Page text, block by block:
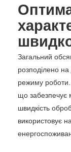
Загальний
розподілено
режиму
що забезпечує
швидкість
використовує